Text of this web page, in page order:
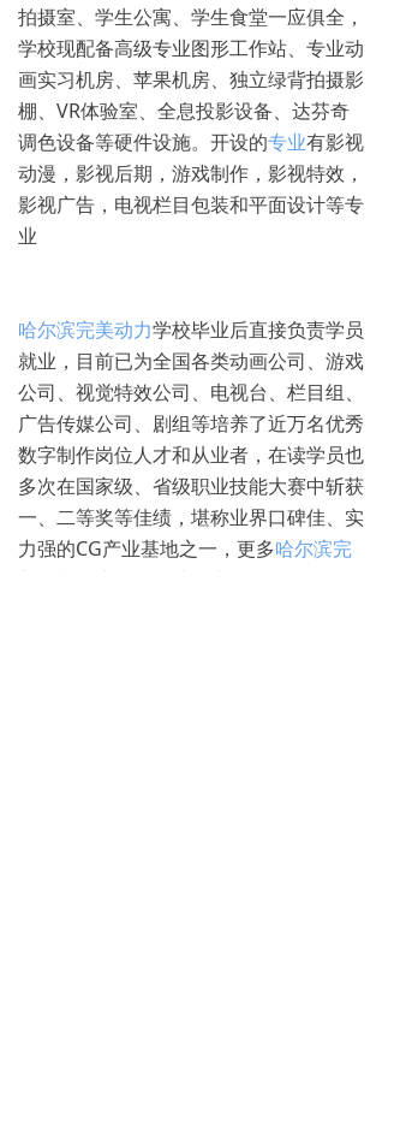
拍摄室、学生公寓、学生食堂一应俱全，
学校现配备高级专业图形工作站、专业动
画实习机房、苹果机房、独立绿背拍摄影
棚、VR体验室、全息投影设备、达芬奇
调色设备等硬件设施。开设的专业有影视
动漫，影视后期，游戏制作，影视特效，
影视广告，电视栏目包装和平面设计等专
业
哈尔滨完美动力学校毕业后直接负责学员
就业，目前已为全国各类动画公司、游戏
公司、视觉特效公司、电视台、栏目组、
广告传媒公司、剧组等培养了近万名优秀
数字制作岗位人才和从业者，在读学员也
多次在国家级、省级职业技能大赛中斩获
一、二等奖等佳绩，堪称业界口碑佳、实
力强的CG产业基地之一，更多哈尔滨完
美动力
招生政策，请致电0451-88869611